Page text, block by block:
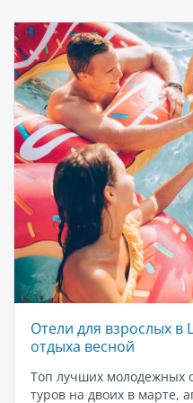
Отели для взрослых
отдыха весной
Топ лучших молодежных
туров на двоих в марте,